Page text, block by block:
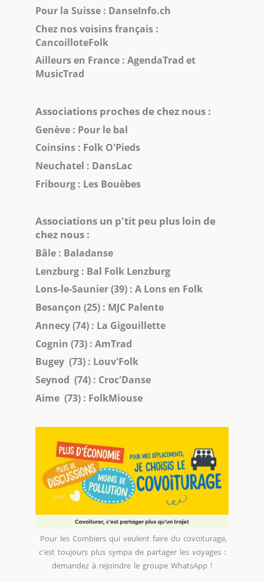
Pour la Suisse : DanseInfo.ch
Chez nos voisins français :
CancoilloteFolk
Ailleurs en France : AgendaTrad et
MusicTrad
Associations proches de chez nous :
Genève : Pour le bal
Coinsins : Folk O'Pieds
Neuchatel : DansLac
Fribourg : Les Bouèbes
Associations un p'tit peu plus loin de
chez nous :
Bâle : Baladanse
Lenzburg : Bal Folk Lenzburg
Lons-le-Saunier (39) : A Lons en Folk
Besançon (25) : MJC Palente
Annecy (74) : La Gigouillette
Cognin (73) : AmTrad
Bugey (73) : Louv'Folk
Seynod (74) : Croc'Danse
Aime (73) : FolkMiouse
Pour les Combiers qui veulent faire du covoiturage,
c'est toujours plus sympa de partager les voyages :
demandez à rejoindre le groupe WhatsApp !